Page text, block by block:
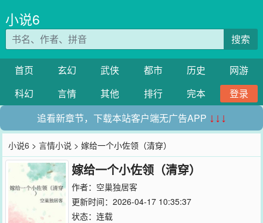
小说6
搜索
首页 玄幻 武侠 都市 历史
网游
科幻
言情 其他 排行 完本
登录
追看新章节，下载本站客户端无广告APP ↓↓↓
小说6 >言情小说 > 嫁给一个小佐领（清穿）
嫁给一个小佐领（清穿）
作者： 空巢独居客
更新时间：2026-04-17 10:35:37
状态：连载